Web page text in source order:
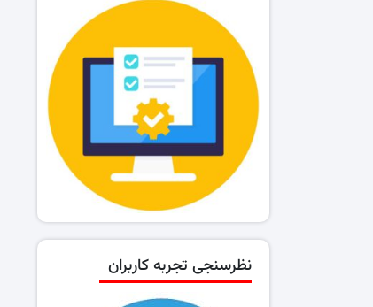
نظرسنجی تجربه کاربران